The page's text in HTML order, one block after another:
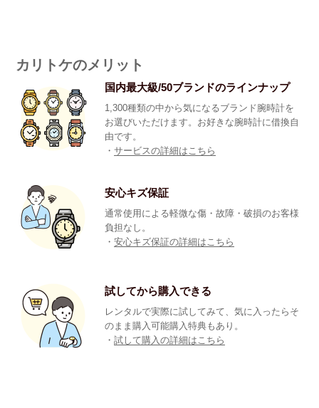
カリトケのメリット
国内最大級/50ブランドのラインナップ
1,300種類の中から気になるブランド腕時計を
お選びいただけます。お好きな腕時計に借換自
由です。
・サービスの詳細はこちら
安心キズ保証
通常使用による軽微な傷・故障・破損のお客様
負担なし。
・安心キズ保証の詳細はこちら
試してから購入できる
レンタルで実際に試してみて、気に入ったらそ
のまま購入可能購入特典もあり。
・試して購入の詳細はこちら